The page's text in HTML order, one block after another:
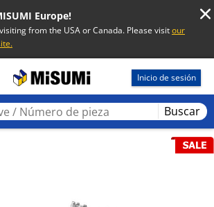
Europe!
from the USA or Canada. Please visitour
Inicio de sesión
Buscar